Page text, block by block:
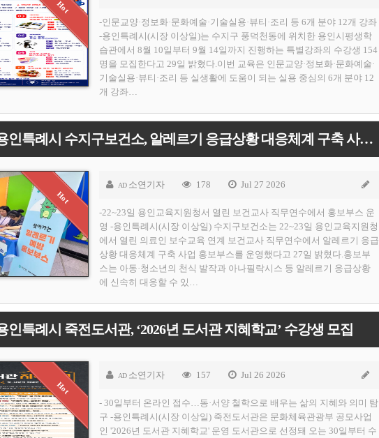
-인문교양·정보화·문화예술·기술실용·뷰티·조리 등 6개 분야 12개 강좌
-용인특례시(시장 이상일)는 수지구 풍덕천동에 위치한 용인시평생학
습관에서 8월 10일부터 9월 14일까지 진행하는 특별강좌의 수강생 154
명을 모집한다고 29일 밝혔다.이번 교육은 인문교양·정보화·문화예술·
기술실용·뷰티·조리 등 실생활에 도움이 되는 실용 중심의 6개 분야 12
개 강좌…
[용인티비종합뉴스] 용인특례시 수지구보건소, 알레르기 응급상황 대응체계 구축 사업 홍보
AD 소연기자 178 Jul 27 2026
-22~23일 용인교육지원청서 열린 보건교사 직무연수에서 홍보부스 운
영 -용인특례시(시장 이상일) 수지구보건소는 22~23일 용인교육지원청
에서 열린 의료인 보수교육 연계 보건교사 직무연수에서 알레르기 응급
상황 대응체계 구축 사업 홍보부스를 운영했다고 27일 밝혔다.홍보부
스는 아동·청소년의 천식 발작과 아나필락시스 등 알레르기 응급상황
에 신속히 대응할 수 있…
특례시 죽전도서관, ‘2026년 도서관 지혜학교’ 수강생 모집
AD 소연기자 157 Jul 26 2026
- 30일부터 온라인 접수…동·서양 철학으로 배우는 삶의 지혜와 의미 탐
구 -용인특례시(시장 이상일) 죽전도서관은 문화체육관광부 공모사업
인 '2026년 도서관 지혜학교' 운영 도서관으로 선정돼 오는 30일부터 수